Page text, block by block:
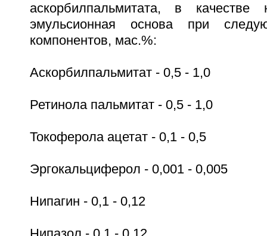
аскорбилпальмитата, в
эмульсионная основа при
компонентов, мас.%:
Аскорбилпальмитат - 0,5 - 1,0
Ретинола пальмитат - 0,5 - 1,0
Токоферола ацетат - 0,1 - 0,5
Эргокальциферол - 0,001 - 0,005
Нипагин - 0,1 - 0,12